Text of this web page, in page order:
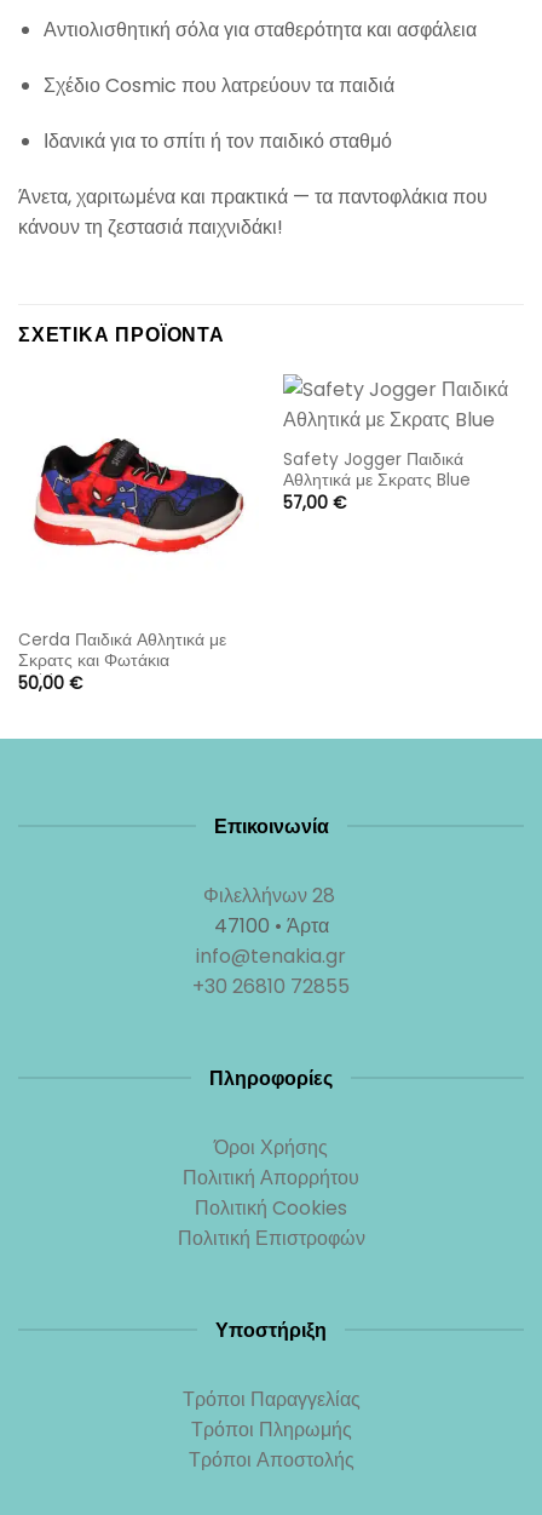
Αντιολισθητική σόλα για σταθερότητα και ασφάλεια
Σχέδιο Cosmic που λατρεύουν τα παιδιά
Ιδανικά για το σπίτι ή τον παιδικό σταθμό
Άνετα, χαριτωμένα και πρακτικά — τα παντοφλάκια που
κάνουν τη ζεστασιά παιχνιδάκι!
ΣΧΕΤΙΚΆ ΠΡΟΪΌΝΤΑ
Cerda Παιδικά Αθλητικά με
Σκρατς και Φωτάκια
Spiderman
50,00 €
Safety Jogger Παιδικά
Αθλητικά με Σκρατς Blue
57,00 €
Επικοινωνία
Φιλελλήνων 28
47100 • Άρτα
info@tenakia.gr
+30 26810 72855
Πληροφορίες
Όροι Χρήσης
Πολιτική Απορρήτου
Πολιτική Cookies
Πολιτική Επιστροφών
Υποστήριξη
Τρόποι Παραγγελίας
Τρόποι Πληρωμής
Τρόποι Αποστολής